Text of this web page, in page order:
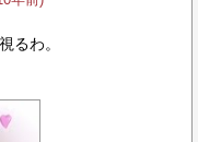
るわ。